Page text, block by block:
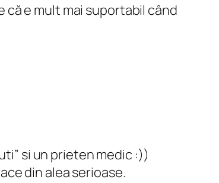
că e mult mai suportabil când
si un prieten medic :))
din alea serioase.